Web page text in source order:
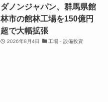
ダノンジャパン、群馬県館
林市の館林工場を150億円
超で大幅拡張
2026年8月4日 工場・設備投資